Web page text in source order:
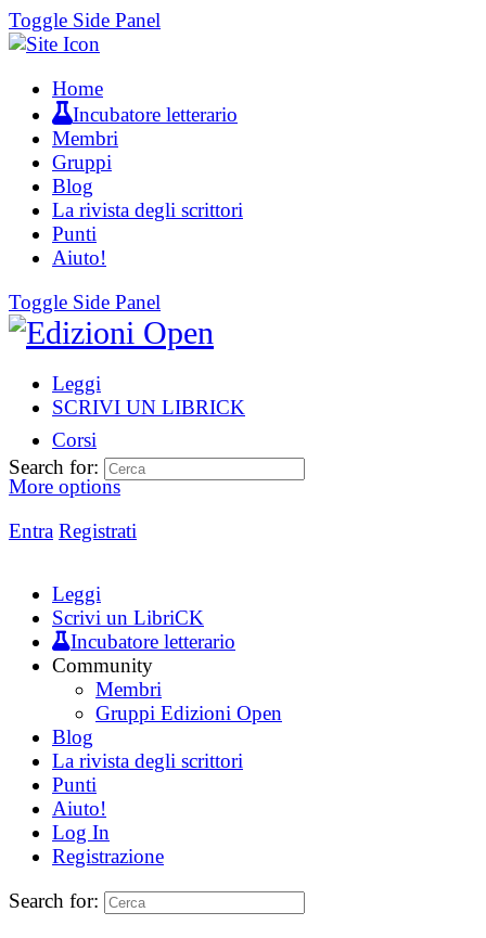
Toggle Side Panel
Home
Incubatore letterario
Membri
Gruppi
Blog
La rivista degli scrittori
Punti
Aiuto!
Toggle Side Panel
Leggi
SCRIVI UN LIBRICK
Corsi
More options
Entra Registrati
Search for:
Leggi
Scrivi un LibriCK
Incubatore letterario
Community
Membri
Gruppi Edizioni Open
Blog
La rivista degli scrittori
Punti
Aiuto!
Log In
Registrazione
Search for: